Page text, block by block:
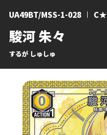
駿河 朱々
するが しゅしゅ
UA49BT/MSS-1-028 C★